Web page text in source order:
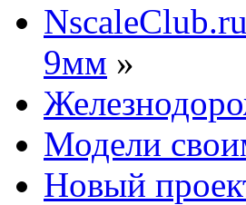
9мм »
Модели
Новый